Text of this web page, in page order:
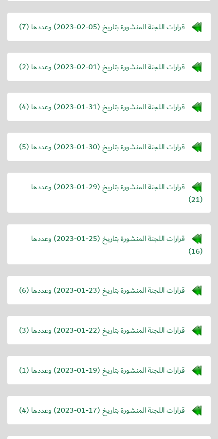
قرارات اللجنة المنشورة بتاريخ (2023-02-05) وعددها (7)
قرارات اللجنة المنشورة بتاريخ (2023-02-01) وعددها (2)
قرارات اللجنة المنشورة بتاريخ (2023-01-31) وعددها (4)
قرارات اللجنة المنشورة بتاريخ (2023-01-30) وعددها (5)
قرارات اللجنة المنشورة بتاريخ (2023-01-29) وعددها
(21)
قرارات اللجنة المنشورة بتاريخ (2023-01-25) وعددها
(16)
قرارات اللجنة المنشورة بتاريخ (2023-01-23) وعددها (6)
قرارات اللجنة المنشورة بتاريخ (2023-01-22) وعددها (3)
قرارات اللجنة المنشورة بتاريخ (2023-01-19) وعددها (1)
قرارات اللجنة المنشورة بتاريخ (2023-01-17) وعددها (4)